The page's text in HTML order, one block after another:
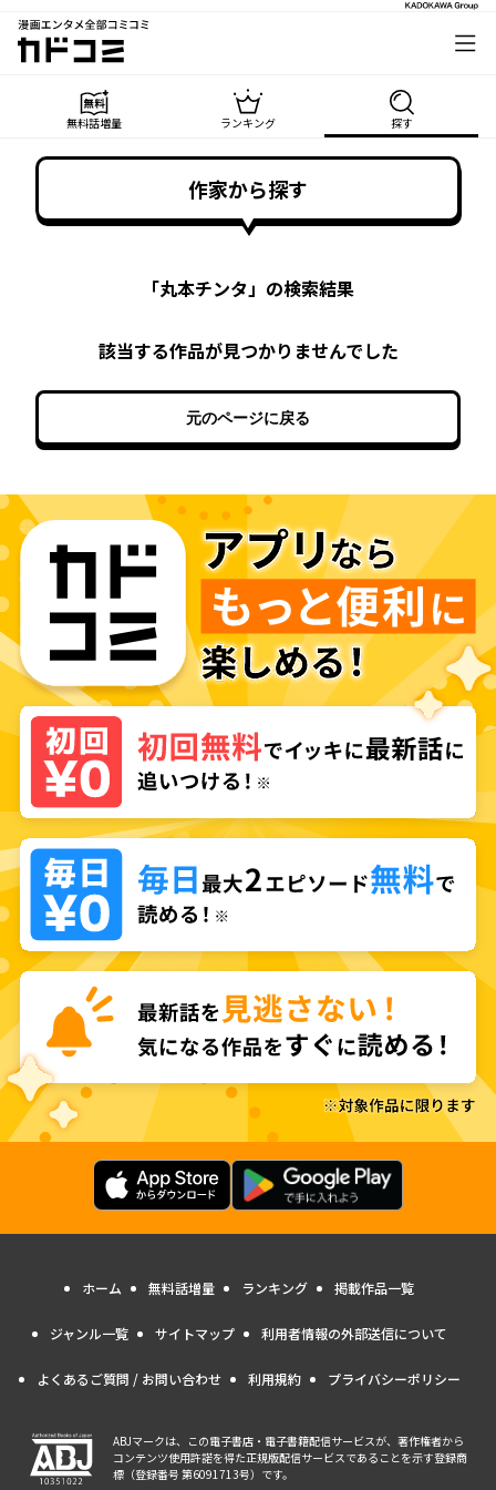
漫画エンタメ全部コミコミ
カドコミ
無料話増量 ランキング 探す
作家から探す
「丸本チンタ」の検索結果
該当する作品が見つかりませんでした
元のページに戻る
ホーム 無料話増量 ランキング 掲載作品一覧
ジャンル一覧 サイトマップ 利用者情報の外部送信について
よくあるご質問 / お問い合わせ 利用規約 プライバシーポリシー
ABJマークは、この電子書店・電子書籍配信サービスが、著作権者から
コンテンツ使用許諾を得た正規版配信サービスであることを示す登録商
標（登録番号 第6091713号）です。